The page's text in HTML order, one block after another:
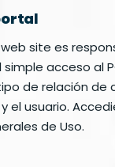
site es
simple acceso al
de relación de
y el usuario.
de Uso.